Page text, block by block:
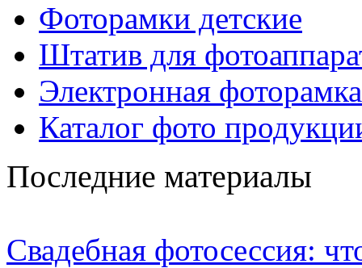
Фоторамки детские
Штатив для
Электронная фоторамка
Каталог фото
Последние материалы
Свадебная фотосессия: